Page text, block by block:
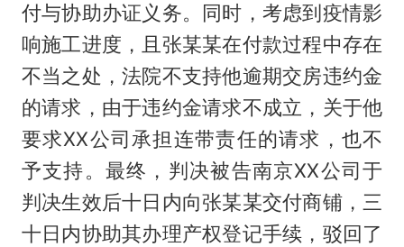
付与协助办证义务。同时，考虑到疫情影
响施工进度，且张某某在付款过程中存在
不当之处，法院不支持他逾期交房违约金
的请求，由于违约金请求不成立，关于他
要求XX公司承担连带责任的请求，也不
予支持。最终，判决被告南京XX公司于
判决生效后十日内向张某某交付商铺，三
十日内协助其办理产权登记手续，驳回了